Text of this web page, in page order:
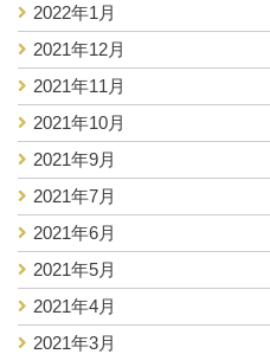
2022年1月
2021年12月
2021年11月
2021年10月
2021年9月
2021年7月
2021年6月
2021年5月
2021年4月
2021年3月